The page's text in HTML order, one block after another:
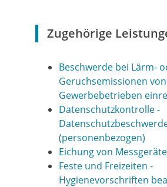
Zugehörige
Beschwerde bei Lärm-
Geruchsemissionen von
Gewerbebetrieben
Datenschutzkontrolle -
(personenbezogen)
Eichung von
Feste und Freizeiten -
Hygienevorschriften